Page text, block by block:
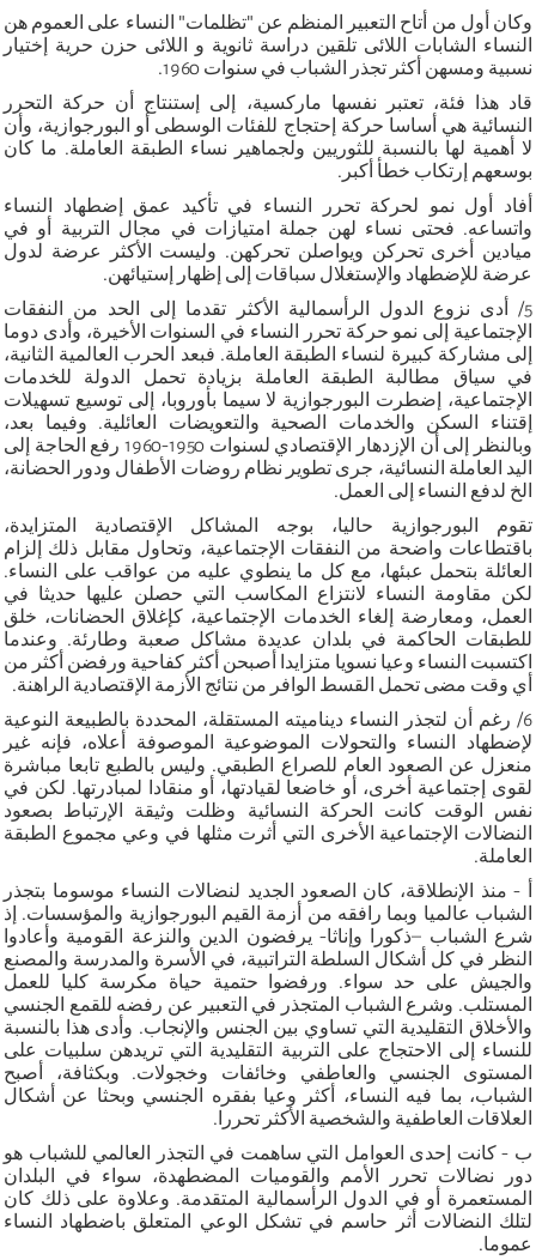
وكان أول من أتاح التعبير المنظم عن "تظلمات" النساء على العموم هن
النساء الشابات اللائى تلقين دراسة ثانوية و اللائى حزن حرية إختيار
نسبية ومسهن أكثر تجذر الشباب في سنوات 1960.
قاد هذا فئة، تعتبر نفسها ماركسية، إلى إستنتاج أن حركة التحرر
النسائية هي أساسا حركة إحتجاج للفئات الوسطى أو البورجوازية، وأن
لا أهمية لها بالنسبة للثوريين ولجماهير نساء الطبقة العاملة. ما كان
بوسعهم إرتكاب خطأ أكبر.
أفاد أول نمو لحركة تحرر النساء في تأكيد عمق إضطهاد النساء
واتساعه. فحتى نساء لهن جملة امتيازات في مجال التربية أو في
ميادين أخرى تحركن ويواصلن تحركهن. وليست الأكثر عرضة لدول
عرضة للإضطهاد والإستغلال سباقات إلى إظهار إستيائهن.
5/ أدى نزوع الدول الرأسمالية الأكثر تقدما إلى الحد من النفقات
الإجتماعية إلى نمو حركة تحرر النساء في السنوات الأخيرة، وأدى دوما
إلى مشاركة كبيرة لنساء الطبقة العاملة. فبعد الحرب العالمية الثانية،
في سياق مطالبة الطبقة العاملة بزيادة تحمل الدولة للخدمات
الإجتماعية، إضطرت البورجوازية لا سيما بأوروبا، إلى توسيع تسهيلات
إقتناء السكن والخدمات الصحية والتعويضات العائلية. وفيما بعد،
وبالنظر إلى أن الإزدهار الإقتصادي لسنوات 1950-1960 رفع الحاجة إلى
اليد العاملة النسائية، جرى تطوير نظام روضات الأطفال ودور الحضانة،
الخ لدفع النساء إلى العمل.
تقوم البورجوازية حاليا، بوجه المشاكل الإقتصادية المتزايدة،
باقتطاعات واضحة من النفقات الإجتماعية، وتحاول مقابل ذلك إلزام
العائلة بتحمل عبئها، مع كل ما ينطوي عليه من عواقب على النساء.
لكن مقاومة النساء لانتزاع المكاسب التي حصلن عليها حديثا في
العمل، ومعارضة إلغاء الخدمات الإجتماعية، كإغلاق الحضانات، خلق
للطبقات الحاكمة في بلدان عديدة مشاكل صعبة وطارئة. وعندما
اكتسبت النساء وعيا نسويا متزايدا أصبحن أكثر كفاحية ورفضن أكثر من
أي وقت مضى تحمل القسط الوافر من نتائج الأزمة الإقتصادية الراهنة.
6/ رغم أن لتجذر النساء ديناميته المستقلة، المحددة بالطبيعة النوعية
لإضطهاد النساء والتحولات الموضوعية الموصوفة أعلاه، فإنه غير
منعزل عن الصعود العام للصراع الطبقي. وليس بالطبع تابعا مباشرة
لقوى إجتماعية أخرى، أو خاضعا لقيادتها، أو منقادا لمبادرتها. لكن في
نفس الوقت كانت الحركة النسائية وظلت وثيقة الإرتباط بصعود
النضالات الإجتماعية الأخرى التي أثرت مثلها في وعي مجموع الطبقة
العاملة.
أ - منذ الإنطلاقة، كان الصعود الجديد لنضالات النساء موسوما بتجذر
الشباب عالميا وبما رافقه من أزمة القيم البورجوازية والمؤسسات. إذ
شرع الشباب –ذكورا وإناثا- يرفضون الدين والنزعة القومية وأعادوا
النظر في كل أشكال السلطة التراتبية، في الأسرة والمدرسة والمصنع
والجيش على حد سواء. ورفضوا حتمية حياة مكرسة كليا للعمل
المستلب. وشرع الشباب المتجذر في التعبير عن رفضه للقمع الجنسي
والأخلاق التقليدية التي تساوي بين الجنس والإنجاب. وأدى هذا بالنسبة
للنساء إلى الاحتجاج على التربية التقليدية التي تريدهن سلبيات على
المستوى الجنسي والعاطفي وخائفات وخجولات. وبكثافة، أصبح
الشباب، بما فيه النساء، أكثر وعيا بفقره الجنسي وبحثا عن أشكال
العلاقات العاطفية والشخصية الأكثر تحررا.
ب - كانت إحدى العوامل التي ساهمت في التجذر العالمي للشباب هو
دور نضالات تحرر الأمم والقوميات المضطهدة، سواء في البلدان
المستعمرة أو في الدول الرأسمالية المتقدمة. وعلاوة على ذلك كان
لتلك النضالات أثر حاسم في تشكل الوعي المتعلق باضطهاد النساء
عموما.